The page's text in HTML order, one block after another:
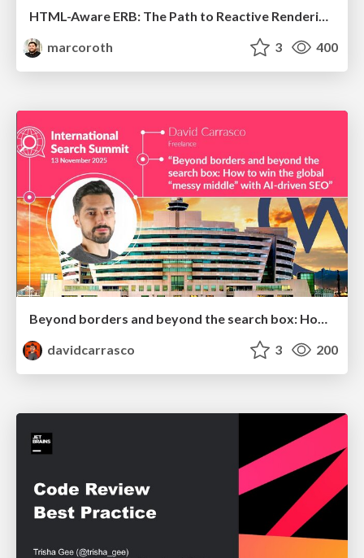
HTML-Aware ERB: The Path to Reactive Rendering @ RubyCon 2026, Rimini, Italy
marcoroth
3 400
Beyond borders and beyond the search box: How to win the global "messy middle" with AI-driven SEO
davidcarrasco
3 200